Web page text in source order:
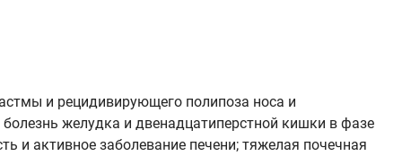
и рецидивирующего полипоза носа и
желудка и двенадцатиперстной кишки в фазе
и активное заболевание печени; тяжелая почечная